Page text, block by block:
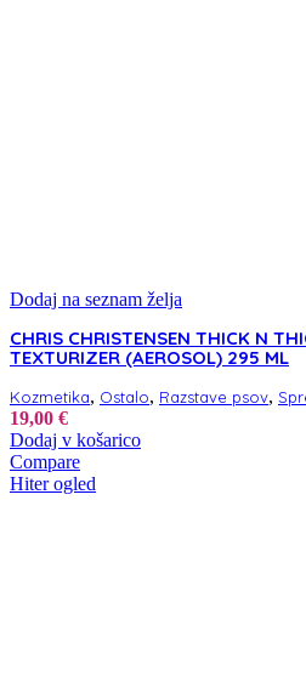
Dodaj na seznam želja
CHRIS CHRISTENSEN THICK N
TEXTURIZER (AEROSOL) 295 ML
Kozmetika, Ostalo, Razstave psov,
19,00 €
Dodaj v košarico
Compare
Hiter ogled